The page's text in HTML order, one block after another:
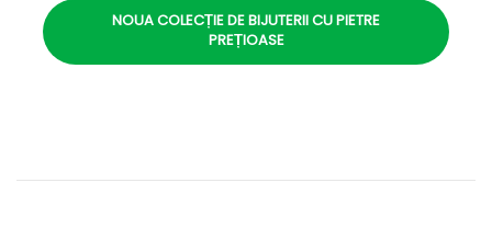
NOUA COLECȚIE DE BIJUTERII CU PIETRE
PREȚIOASE